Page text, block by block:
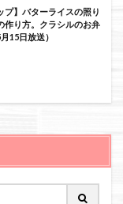
プ】バターライスの照り
作り方。クラシルのお弁
15日放送）